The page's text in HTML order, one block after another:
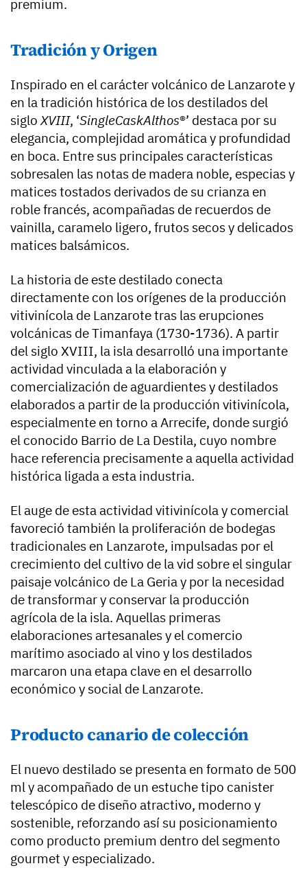
premium.
Tradición y Origen
Inspirado en el carácter volcánico de Lanzarote y
en la tradición histórica de los destilados del
sigloXVIII, ‘SingleCaskAlthos®’ destaca por su
elegancia, complejidad aromática y profundidad
en boca. Entre sus principales características
sobresalen las notas de madera noble, especias y
matices tostados derivados de su crianza en
roble francés, acompañadas de recuerdos de
vainilla, caramelo ligero, frutos secos y delicados
matices balsámicos.
La historia de este destilado conecta
directamente con los orígenes de la producción
vitivinícola de Lanzarote tras las erupciones
volcánicas de Timanfaya (1730-1736). A partir
del siglo XVIII, la isla desarrolló una importante
actividad vinculada a la elaboración y
comercialización de aguardientes y destilados
elaborados a partir de la producción vitivinícola,
especialmente en torno a Arrecife, donde surgió
el conocido Barrio de La Destila, cuyo nombre
hace referencia precisamente a aquella actividad
histórica ligada a esta industria.
El auge de esta actividad vitivinícola y comercial
favoreció también la proliferación de bodegas
tradicionales en Lanzarote, impulsadas por el
crecimiento del cultivo de la vid sobre el singular
paisaje volcánico de La Geria y por la necesidad
de transformar y conservar la producción
agrícola de la isla. Aquellas primeras
elaboraciones artesanales y el comercio
marítimo asociado al vino y los destilados
marcaron una etapa clave en el desarrollo
económico y social de Lanzarote.
Producto canario de colección
El nuevo destilado se presenta en formato de 500
ml y acompañado de un estuche tipo canister
telescópico de diseño atractivo, moderno y
sostenible, reforzando así su posicionamiento
como producto premium dentro del segmento
gourmet y especializado.